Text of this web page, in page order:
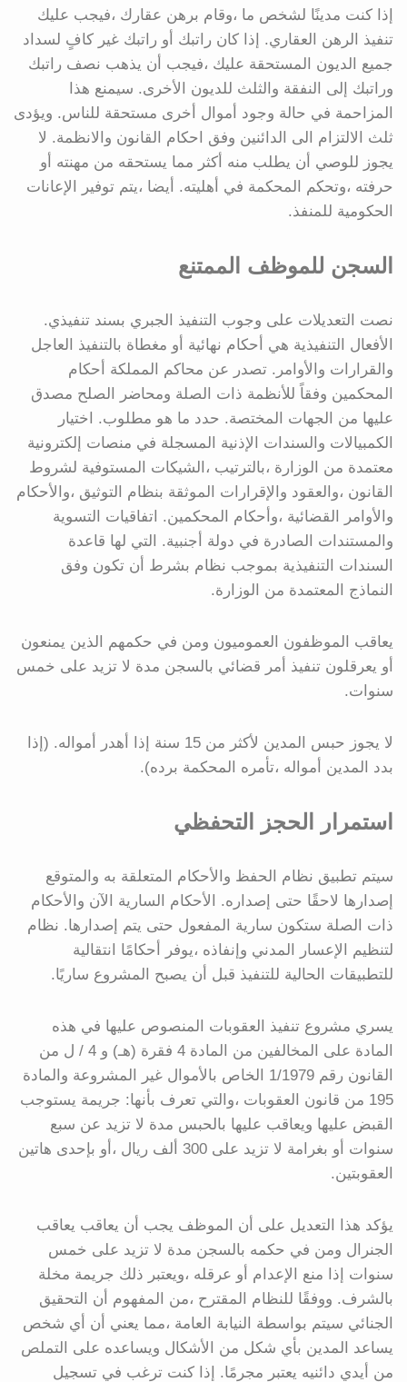
إذا كنت مدينًا لشخص ما ،وقام برهن عقارك ،فيجب عليك
تنفيذ الرهن العقاري. إذا كان راتبك أو راتبك غير كافٍ لسداد
جميع الديون المستحقة عليك ،فيجب أن يذهب نصف راتبك
وراتبك إلى النفقة والثلث للديون الأخرى. سيمنع هذا
المزاحمة في حالة وجود أموال أخرى مستحقة للناس. ويؤدى
ثلث الالتزام الى الدائنين وفق احكام القانون والانظمة. لا
يجوز للوصي أن يطلب منه أكثر مما يستحقه من مهنته أو
حرفته ،وتحكم المحكمة في أهليته. أيضا ،يتم توفير الإعانات
الحكومية للمنفذ.
السجن للموظف الممتنع
نصت التعديلات على وجوب التنفيذ الجبري بسند تنفيذي.
الأفعال التنفيذية هي أحكام نهائية أو مغطاة بالتنفيذ العاجل
والقرارات والأوامر. تصدر عن محاكم المملكة أحكام
المحكمين وفقاً للأنظمة ذات الصلة ومحاضر الصلح مصدق
عليها من الجهات المختصة. حدد ما هو مطلوب. اختيار
الكمبيالات والسندات الإذنية المسجلة في منصات إلكترونية
معتمدة من الوزارة ،بالترتيب ،الشيكات المستوفية لشروط
القانون ،والعقود والإقرارات الموثقة بنظام التوثيق ،والأحكام
والأوامر القضائية ،وأحكام المحكمين. اتفاقيات التسوية
والمستندات الصادرة في دولة أجنبية. التي لها قاعدة
السندات التنفيذية بموجب نظام بشرط أن تكون وفق
النماذج المعتمدة من الوزارة.
يعاقب الموظفون العموميون ومن في حكمهم الذين يمنعون
أو يعرقلون تنفيذ أمر قضائي بالسجن مدة لا تزيد على خمس
سنوات.
لا يجوز حبس المدين لأكثر من 15 سنة إذا أهدر أمواله. (إذا
بدد المدين أمواله ،تأمره المحكمة برده).
استمرار الحجز التحفظي
سيتم تطبيق نظام الحفظ والأحكام المتعلقة به والمتوقع
إصدارها لاحقًا حتى إصداره. الأحكام السارية الآن والأحكام
ذات الصلة ستكون سارية المفعول حتى يتم إصدارها. نظام
لتنظيم الإعسار المدني وإنفاذه ،يوفر أحكامًا انتقالية
للتطبيقات الحالية للتنفيذ قبل أن يصبح المشروع ساريًا.
يسري مشروع تنفيذ العقوبات المنصوص عليها في هذه
المادة على المخالفين من المادة 4 فقرة (هـ) و 4 / ل من
القانون رقم 1/1979 الخاص بالأموال غير المشروعة والمادة
195 من قانون العقوبات ،والتي تعرف بأنها: جريمة يستوجب
القبض عليها ويعاقب عليها بالحبس مدة لا تزيد عن سبع
سنوات أو بغرامة لا تزيد على 300 ألف ريال ،أو بإحدى هاتين
العقوبتين.
يؤكد هذا التعديل على أن الموظف يجب أن يعاقب يعاقب
الجنرال ومن في حكمه بالسجن مدة لا تزيد على خمس
سنوات إذا منع الإعدام أو عرقله ،ويعتبر ذلك جريمة مخلة
بالشرف. ووفقًا للنظام المقترح ،من المفهوم أن التحقيق
الجنائي سيتم بواسطة النيابة العامة ،مما يعني أن أي شخص
يساعد المدين بأي شكل من الأشكال ويساعده على التملص
من أيدي دائنيه يعتبر مجرمًا. إذا كنت ترغب في تسجيل